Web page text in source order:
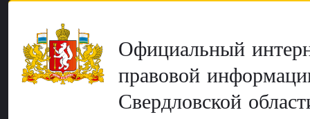
Официальный
правовой
Свердловской